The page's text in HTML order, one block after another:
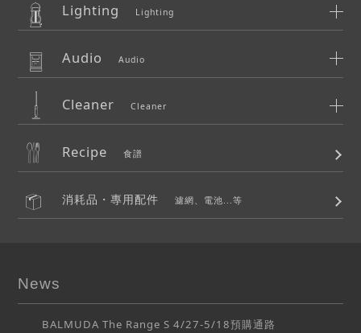
Lighting Lighting
Audio Audio
Cleaner Cleaner
Recipe 食譜
消耗品・專用配件 濾網、電池...等
News
BALMUDA The Range S 4/27-5/18預購通路